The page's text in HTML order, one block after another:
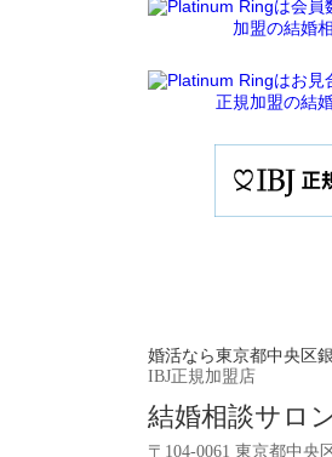
婚活なら東京都中央区
IBJ正規加盟店
結婚相談サロ
〒104-0061 東京都中央